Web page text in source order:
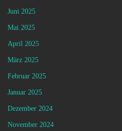
Juni 2025
Mai 2025
April 2025
März 2025
Februar 2025
Januar 2025
Dezember 2024
November 2024